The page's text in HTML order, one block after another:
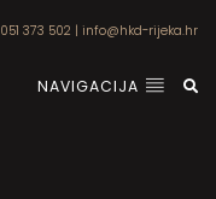
051 373 502 | info@hkd-rijeka.hr
NAVIGACIJA